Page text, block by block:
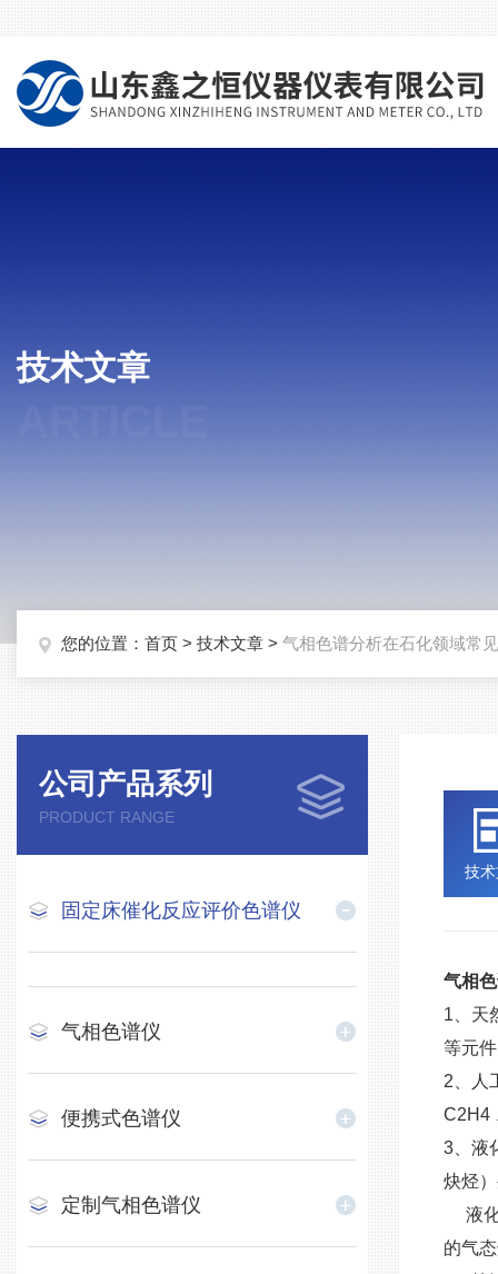
技术文章
您的位置： 首页 > 技术文章 > 气相色谱分析在石化领域常
公司产品系列
PRODUCT RANGE
固定床催化反应评价色谱仪
气相色谱仪
便携式色谱仪
定制气相色谱仪
技
气相
1 、
等元
2、人
C2H4
3、液
炔烃
液化
的气